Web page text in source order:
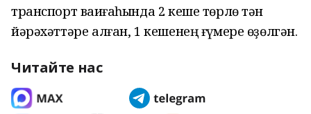
транспорт ваҡиғаһында 2 кеше төрлө тән
йәрәхәттәре алған, 1 кешенең ғүмере өҙөлгән.
Читайте нас